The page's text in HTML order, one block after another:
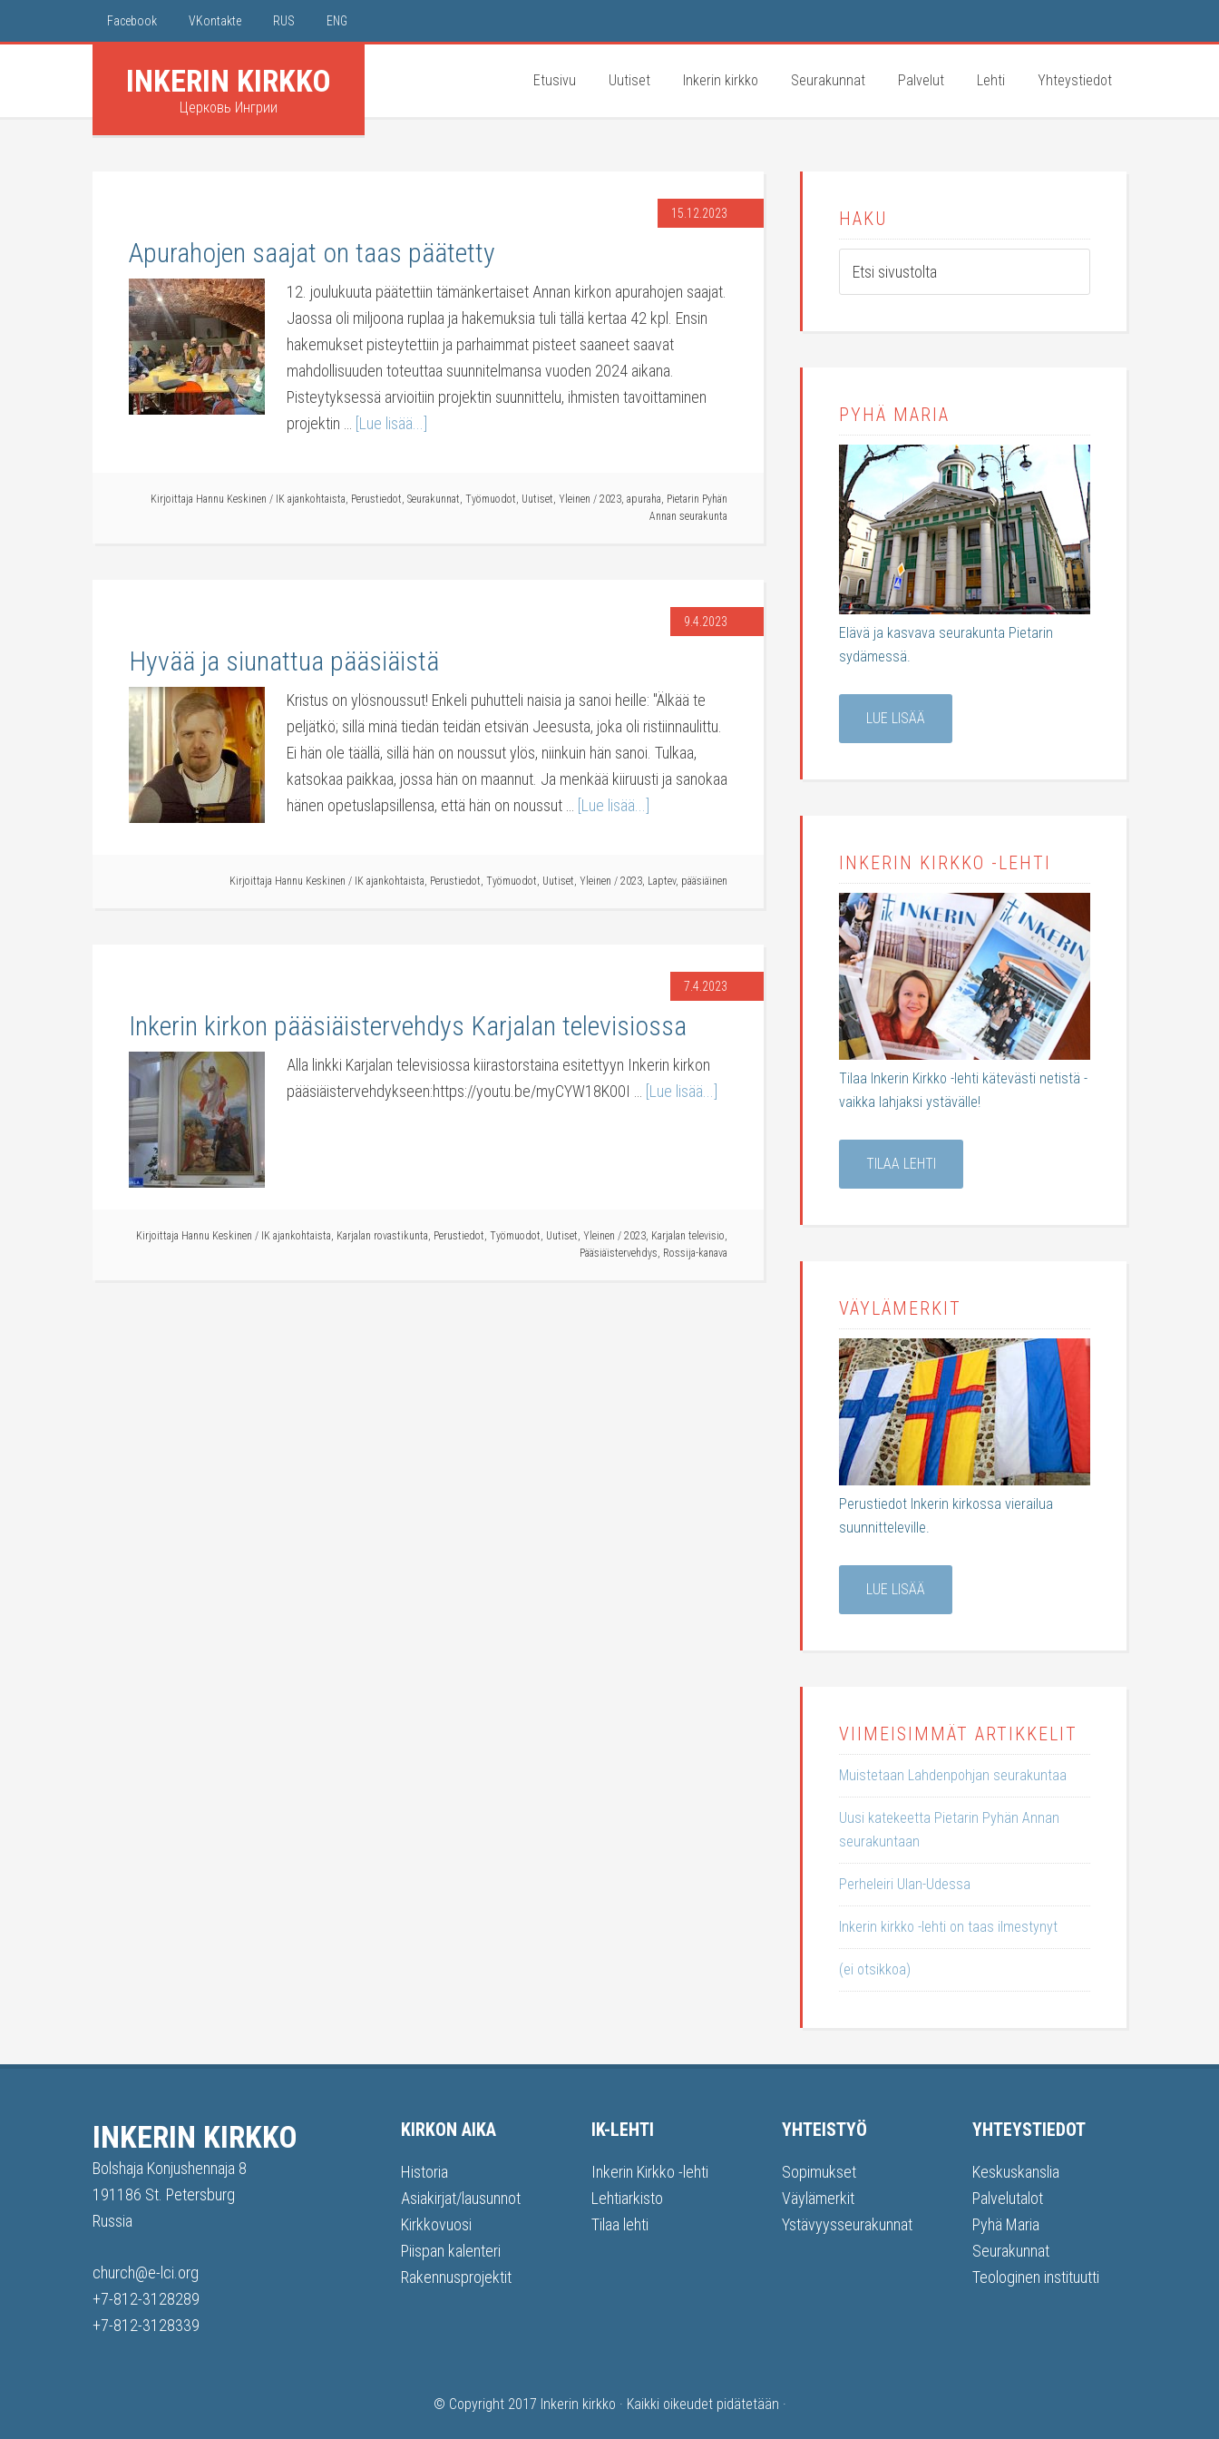
Facebook VKontakte RUS ENG
INKERIN KIRKKO
Церковь Ингрии
Etusivu Uutiset Inkerin kirkko Seurakunnat Palvelut Lehti Yhteystiedot
15.12.2023
Apurahojen saajat on taas päätetty
12. joulukuuta päätettiin tämänkertaiset Annan kirkon apurahojen saajat.
Jaossa oli miljoona ruplaa ja hakemuksia tuli tällä kertaa 42 kpl. Ensin
hakemukset pisteytettiin ja parhaimmat pisteet saaneet saavat
mahdollisuuden toteuttaa suunnitelmansa vuoden 2024 aikana.
Pisteytyksessä arvioitiin projektin suunnittelu, ihmisten tavoittaminen
projektin …
[Lue lisää...]
Kirjoittaja Hannu Keskinen / IK ajankohtaista, Perustiedot, Seurakunnat, Työmuodot, Uutiset, Yleinen / 2023, apuraha, Pietarin Pyhän
Annan seurakunta
9.4.2023
Hyvää ja siunattua pääsiäistä
Kristus on ylösnoussut! Enkeli puhutteli naisia ja sanoi heille: "Älkää te
peljätkö; sillä minä tiedän teidän etsivän Jeesusta, joka oli ristiinnaulittu.
Ei hän ole täällä, sillä hän on noussut ylös, niinkuin hän sanoi. Tulkaa,
katsokaa paikkaa, jossa hän on maannut. Ja menkää kiiruusti ja sanokaa
hänen opetuslapsillensa, että hän on noussut …
[Lue lisää...]
Kirjoittaja Hannu Keskinen / IK ajankohtaista, Perustiedot, Työmuodot, Uutiset, Yleinen / 2023, Laptev, pääsiäinen
7.4.2023
Inkerin kirkon pääsiäistervehdys Karjalan televisiossa
Alla linkki Karjalan televisiossa kiirastorstaina esitettyyn Inkerin kirkon
pääsiäistervehdykseen:https://youtu.be/myCYW18K00I …
[Lue lisää...]
Kirjoittaja Hannu Keskinen / IK ajankohtaista, Karjalan rovastikunta, Perustiedot, Työmuodot, Uutiset, Yleinen / 2023, Karjalan televisio,
Pääsiäistervehdys, Rossija-kanava
HAKU
PYHÄ MARIA
Elävä ja kasvava seurakunta Pietarin
sydämessä.
LUE LISÄÄ
INKERIN KIRKKO -LEHTI
Tilaa Inkerin Kirkko -lehti kätevästi netistä -
vaikka lahjaksi ystävälle!
TILAA LEHTI
VÄYLÄMERKIT
Perustiedot Inkerin kirkossa vierailua
suunnitteleville.
LUE LISÄÄ
VIIMEISIMMÄT ARTIKKELIT
Muistetaan Lahdenpohjan seurakuntaa
Uusi katekeetta Pietarin Pyhän Annan
seurakuntaan
Perheleiri Ulan-Udessa
Inkerin kirkko -lehti on taas ilmestynyt
(ei otsikkoa)
INKERIN KIRKKO
Bolshaja Konjushennaja 8
191186 St. Petersburg
Russia
church@e-lci.org
+7-812-3128289
+7-812-3128339
KIRKON AIKA
Historia
Asiakirjat/lausunnot
Kirkkovuosi
Piispan kalenteri
Rakennusprojektit
IK-LEHTI
Inkerin Kirkko -lehti
Lehtiarkisto
Tilaa lehti
YHTEISTYÖ
Sopimukset
Väylämerkit
Ystävyysseurakunnat
YHTEYSTIEDOT
Keskuskanslia
Palvelutalot
Pyhä Maria
Seurakunnat
Teologinen instituutti
© Copyright 2017 Inkerin kirkko · Kaikki oikeudet pidätetään ·